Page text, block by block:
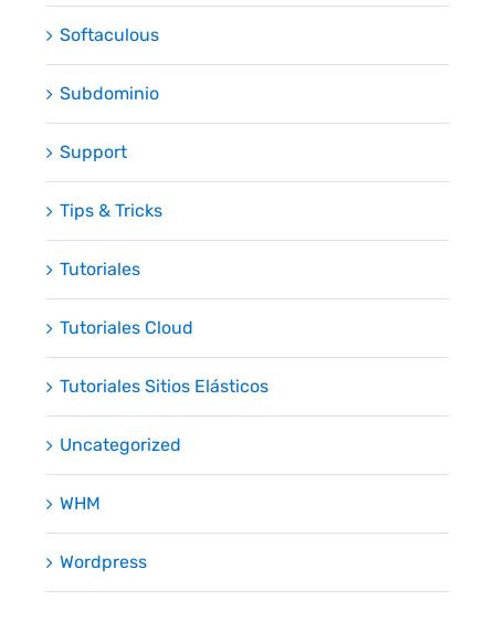
Softaculous
Subdominio
Support
Tips & Tricks
Tutoriales
Tutoriales Cloud
Tutoriales Sitios Elásticos
Uncategorized
WHM
Wordpress